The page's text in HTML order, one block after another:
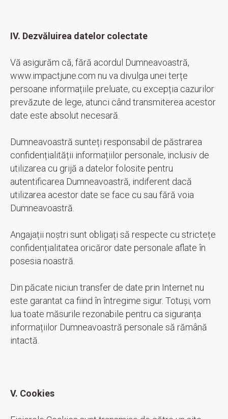
IV. Dezvăluirea datelor colectate
Vă asigurăm că, fără acordul Dumneavoastră,
www.impactjune.com nu va divulga unei terțe
persoane informațiile preluate, cu excepția cazurilor
prevăzute de lege, atunci când transmiterea acestor
date este absolut necesară.
Dumneavoastră sunteți responsabil de păstrarea
confidențialității informațiilor personale, inclusiv de
utilizarea cu grijă a datelor folosite pentru
autentificarea Dumneavoastră, indiferent dacă
utilizarea acestor date se face cu sau fără voia
Dumneavoastră.
Angajații noștri sunt obligați să respecte cu strictețe
confidențialitatea oricăror date personale aflate în
posesia noastră.
Din păcate niciun transfer de date prin Internet nu
este garantat ca fiind în întregime sigur. Totuși, vom
lua toate măsurile rezonabile pentru ca siguranța
informațiilor Dumneavoastră personale să rămână
intactă.
V. Cookies